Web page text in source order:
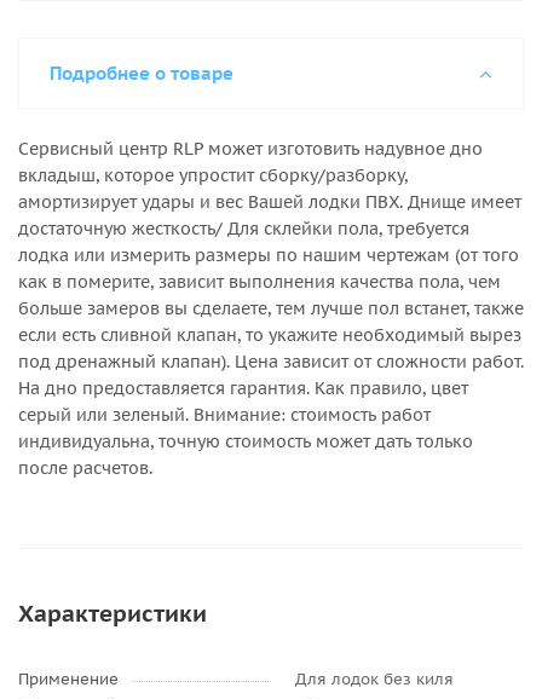
Подробнее о товаре
Сервисный центр RLP может изготовить надувное дно
вкладыш, которое упростит сборку/разборку,
амортизирует удары и вес Вашей лодки ПВХ. Днище имеет
достаточную жесткость/ Для склейки пола, требуется
лодка или измерить размеры по нашим чертежам (от того
как в померите, зависит выполнения качества пола, чем
больше замеров вы сделаете, тем лучше пол встанет, также
если есть сливной клапан, то укажите необходимый вырез
под дренажный клапан). Цена зависит от сложности работ.
На дно предоставляется гарантия. Как правило, цвет
серый или зеленый. Внимание: стоимость работ
индивидуальна, точную стоимость может дать только
после расчетов.
Характеристики
Применение
Для лодок без киля